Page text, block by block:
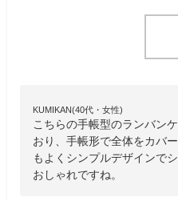
KUMIKAN(40代・女性)
こちらの手帳型のランバン
おり、手帳形で全体をカバ
もよくシンプルデザインで
おしゃれですね。